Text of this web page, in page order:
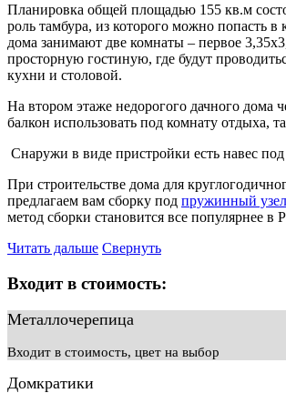
Планировка общей площадью 155 кв.м
роль тамбура, из которого можно попасть
дома занимают две комнаты – первое
просторную гостиную, где будут
кухни и столовой.
На втором этаже недорогого дачного
балкон использовать под комнату отдыха,
Снаружи в виде пристройки есть навес
При строительстве дома для
предлагаем вам сборку под пружинный узел
метод сборки становится все популярнее
Читать дальше Свернуть
Входит в стоимость:
Металлочерепица
Входит в стоимость, цвет на выбор
Домкратики